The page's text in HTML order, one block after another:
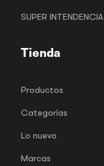
SUPER INTENDENCIA
Tienda
Productos
Categorías
Lo nuevo
Marcas